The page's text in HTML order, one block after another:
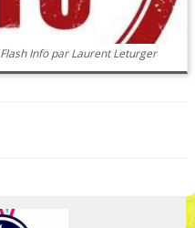
Flash InfoparLaurent Leturger